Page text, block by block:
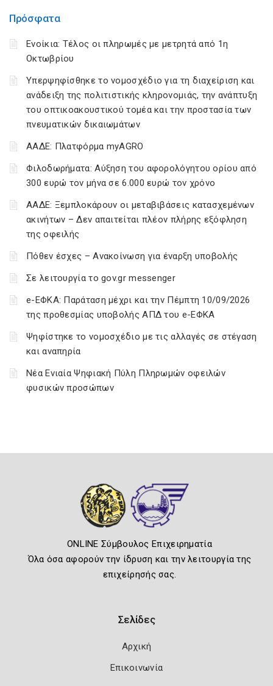
Πρόσφατα
Ενοίκια: Τέλος οι πληρωμές με μετρητά από 1η
Οκτωβρίου
Υπερψηφίσθηκε το νομοσχέδιο για τη διαχείριση και
ανάδειξη της πολιτιστικής κληρονομιάς, την ανάπτυξη
του οπτικοακουστικού τομέα και την προστασία των
πνευματικών δικαιωμάτων
ΑΑΔΕ: Πλατφόρμα myAGRO
Φιλοδωρήματα: Αύξηση του αφορολόγητου ορίου από
300 ευρώ τον μήνα σε 6.000 ευρώ τον χρόνο
ΑΑΔΕ: Ξεμπλοκάρουν οι μεταβιβάσεις κατασχεμένων
ακινήτων – Δεν απαιτείται πλέον πλήρης εξόφληση
της οφειλής
Πόθεν έσχες – Ανακοίνωση για έναρξη υποβολής
Σε λειτουργία το gov.gr messenger
e-ΕΦΚΑ: Παράταση μέχρι και την Πέμπτη 10/09/2026
της προθεσμίας υποβολής ΑΠΔ του e-ΕΦΚΑ
Ψηφίστηκε το νομοσχέδιο με τις αλλαγές σε στέγαση
και αναπηρία
Νέα Ενιαία Ψηφιακή Πύλη Πληρωμών οφειλών
φυσικών προσώπων
ONLINE Σύμβουλος Επιχειρηματία
Όλα όσα αφορούν την ίδρυση και την λειτουργία της
επιχείρησής σας.
Σελίδες
Αρχική
Επικοινωνία